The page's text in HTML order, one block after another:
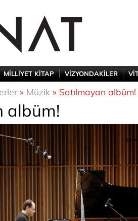
MİLLİYET KİTAP VİZYONDAKİLER
» Müzik » Satılmayan albüm!
albüm!